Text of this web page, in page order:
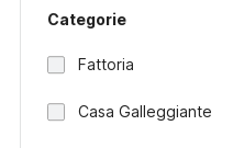
Categorie
Fattoria
Casa Galleggiante